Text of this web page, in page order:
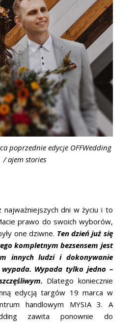
poprzednie edycje OFFWedding
/ ajem stories
dni w życiu i to
prawo do swoich wyborów,
one dziwne. Ten dzień już się
kompletnym bezsensem jest
innych ludzi i dokonywanie
Wypada tylko jedno –
Dlatego koniecznie
edycją targów 19 marca w
handlowym MYSIA 3. A
zawita ponownie do